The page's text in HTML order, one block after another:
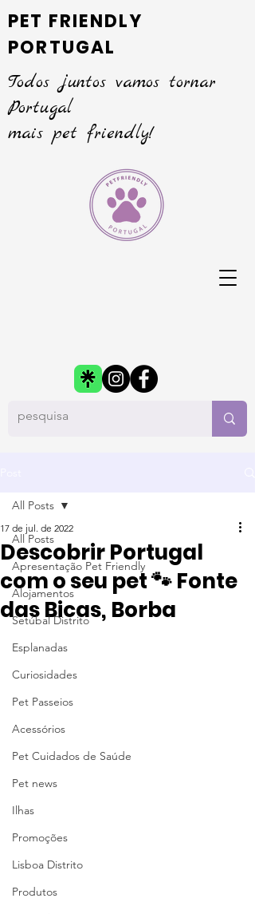
PET FRIENDLY
PORTUGAL
Todos juntos vamos tornar
Portugal
mais pet friendly!
All Posts
Apresentação Pet Friendly
Alojamentos
Setúbal Distrito
Esplanadas
Curiosidades
Pet Passeios
Acessórios
Pet Cuidados de Saúde
Pet news
Ilhas
Promoções
Lisboa Distrito
Produtos
All Posts
Descobrir Portugal
com o seu pet 🐾 Fonte
das Bicas, Borba
17 de jul. de 2022